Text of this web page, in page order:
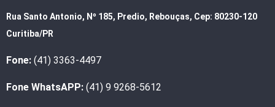
Rua Santo Antonio, Nº 185, Predio, Rebouças, Cep: 80230-120
Curitiba/PR
Fone: (41) 3363-4497
Fone WhatsAPP: (41) 9 9268-5612